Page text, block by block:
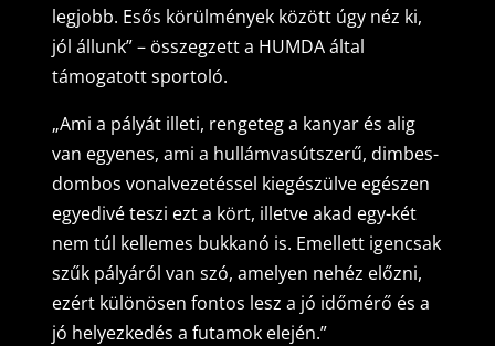
legjobb. Esős körülmények között úgy néz ki,
jól állunk” – összegzett a HUMDA által
támogatott sportoló.
„Ami a pályát illeti, rengeteg a kanyar és alig
van egyenes, ami a hullámvasútszerű, dimbes-
dombos vonalvezetéssel kiegészülve egészen
egyedivé teszi ezt a kört, illetve akad egy-két
nem túl kellemes bukkanó is. Emellett igencsak
szűk pályáról van szó, amelyen nehéz előzni,
ezért különösen fontos lesz a jó időmérő és a
jó helyezkedés a futamok elején.”